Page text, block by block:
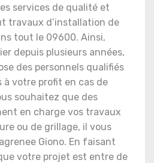
services de qualité et
travaux d’installation de
tout le 09600. Ainsi,
depuis plusieurs années,
des personnels qualifiés
votre profit en cas de
souhaitez que des
en charge vos travaux
ou de grillage, il vous
Giono. En faisant
votre projet est entre de